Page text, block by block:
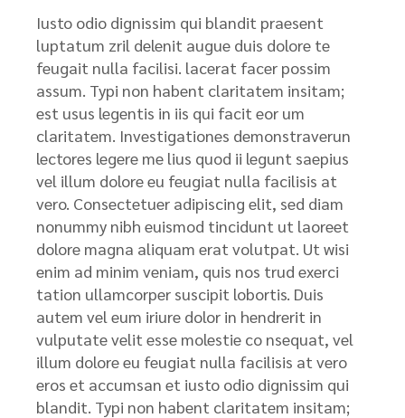
Iusto odio dignissim qui blandit praesent
luptatum zril delenit augue duis dolore te
feugait nulla facilisi. lacerat facer possim
assum. Typi non habent claritatem insitam;
est usus legentis in iis qui facit eor um
claritatem. Investigationes demonstraverun
lectores legere me lius quod ii legunt saepius
vel illum dolore eu feugiat nulla facilisis at
vero. Consectetuer adipiscing elit, sed diam
nonummy nibh euismod tincidunt ut laoreet
dolore magna aliquam erat volutpat. Ut wisi
enim ad minim veniam, quis nos trud exerci
tation ullamcorper suscipit lobortis. Duis
autem vel eum iriure dolor in hendrerit in
vulputate velit esse molestie co nsequat, vel
illum dolore eu feugiat nulla facilisis at vero
eros et accumsan et iusto odio dignissim qui
blandit. Typi non habent claritatem insitam;